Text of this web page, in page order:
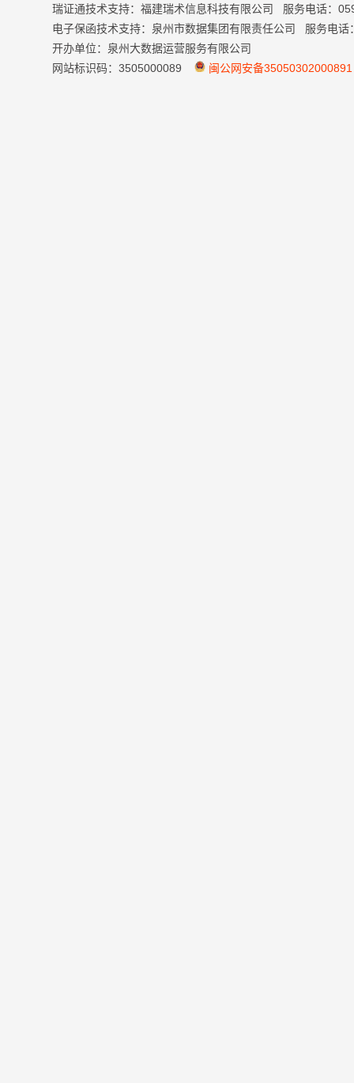
瑞证通技术支持：福建瑞术信息科技有限公司 服务电话：
电子保函技术支持：泉州市数据集团有限责任公司 服务电话
开办单位：泉州大数据运营服务有限公司
网站标识码：3505000089
闽公网安备35050302000891